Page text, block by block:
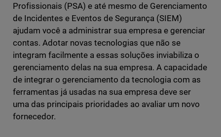
Profissionais (PSA) e até mesmo de Gerenciamento
de Incidentes e Eventos de Segurança (SIEM)
ajudam você a administrar sua empresa e gerenciar
contas. Adotar novas tecnologias que não se
integram facilmente a essas soluções inviabiliza o
gerenciamento delas na sua empresa. A capacidade
de integrar o gerenciamento da tecnologia com as
ferramentas já usadas na sua empresa deve ser
uma das principais prioridades ao avaliar um novo
fornecedor.